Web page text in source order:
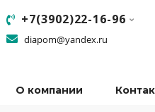
+7(3902)22-16-96
diapom@yandex.ru
О компании